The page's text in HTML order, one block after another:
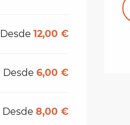
Desde12,00 €
Desde6,00 €
Desde8,00 €